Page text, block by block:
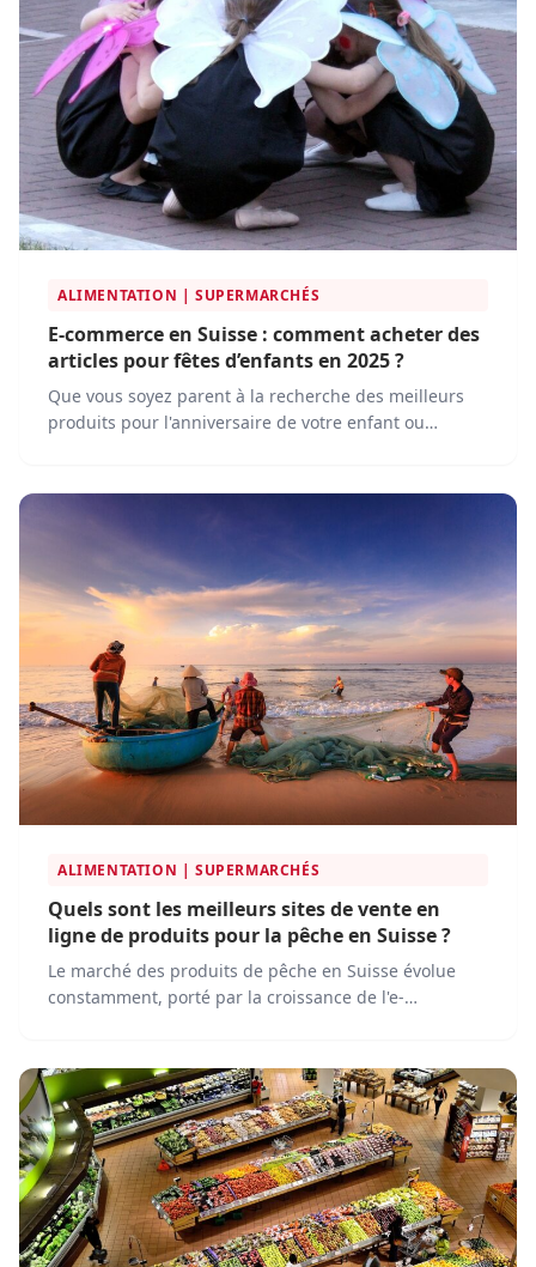
ALIMENTATION | SUPERMARCHÉS
E-commerce en Suisse : comment acheter des
articles pour fêtes d’enfants en 2025 ?
Que vous soyez parent à la recherche des meilleurs
produits pour l'anniversaire de votre enfant ou
informations précieuses et actualisées.
ALIMENTATION | SUPERMARCHÉS
Quels sont les meilleurs sites de vente en
ligne de produits pour la pêche en Suisse ?
Le marché des produits de pêche en Suisse évolue
constamment, porté par la croissance de l'e-
comparer les prix et profiter d’offres exclusives.